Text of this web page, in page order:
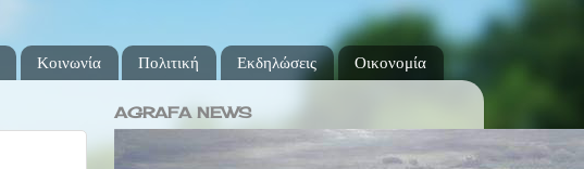
Κοινωνία Πολιτική Εκδηλώσεις Οικονομία
AGRAFA NEWS